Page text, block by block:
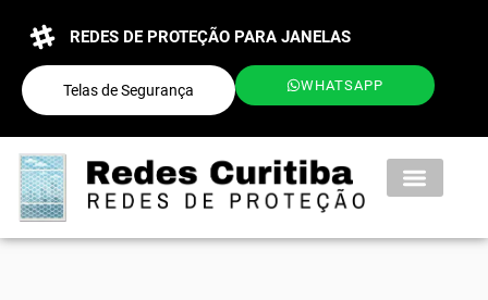
REDES DE PROTEÇÃO PARA JANELAS
Telas de Segurança WHATSAPP